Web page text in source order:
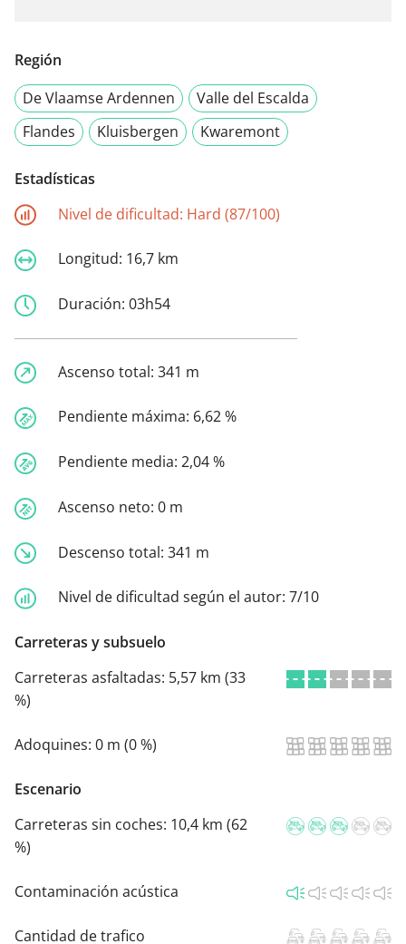
Región
De Vlaamse Ardennen
Valle del Escalda
Flandes
Kluisbergen Kwaremont
Estadísticas
Nivel de dificultad: Hard (87/100)
Longitud: 16,7 km
Duración: 03h54
Ascenso total: 341 m
Pendiente máxima: 6,62 %
Pendiente media: 2,04 %
Ascenso neto: 0 m
Descenso total: 341 m
Nivel de dificultad según el autor: 7/10
Carreteras y subsuelo
Carreteras asfaltadas: 5,57 km (33
%)
Adoquines: 0 m (0 %)
Escenario
Carreteras sin coches: 10,4 km (62
%)
Contaminación acústica
Cantidad de trafico